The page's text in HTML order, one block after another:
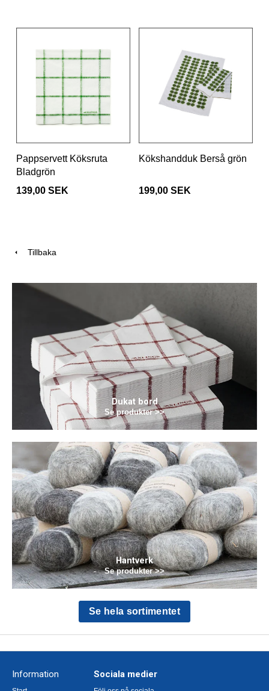
Pappservett Köksruta
Bladgrön
139,00 SEK
Kökshandduk Berså grön
199,00 SEK
Tillbaka
Dukat bord
Se produkter >>
Hantverk
Se produkter >>
Se hela sortimentet
Information Sociala medier